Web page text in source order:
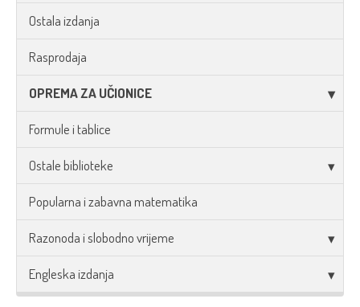
Ostala izdanja
Rasprodaja
OPREMA ZA UČIONICE
Formule i tablice
Ostale biblioteke
Popularna i zabavna matematika
Razonoda i slobodno vrijeme
Engleska izdanja